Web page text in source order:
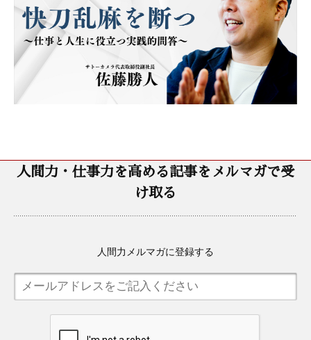
人間力・仕事力を高める記事をメルマガで受
け取る
人間力メルマガに登録する